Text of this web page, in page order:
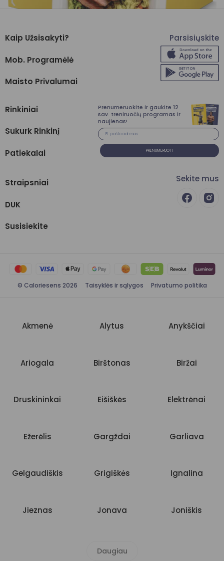
Kaip Užsisakyti?
Mob. Programėlė
Maisto Privalumai
Rinkiniai
Sukurk Rinkinį
Patiekalai
Straipsniai
DUK
Susisiekite
Parsisiųskite
Prenumeruokite ir gaukite 12
sav. treniruočių programas ir
naujienas!
PRENUMERUOTI
Sekite mus
© Caloriesens 2026 Taisyklės ir sąlygos Privatumo politika
Akmenė Alytus Anykščiai
Ariogala Birštonas Biržai
Druskininkai Eišiškės Elektrėnai
Ežerėlis Gargždai Garliava
Gelgaudiškis Grigiškės Ignalina
Jieznas Jonava Joniškis
Daugiau